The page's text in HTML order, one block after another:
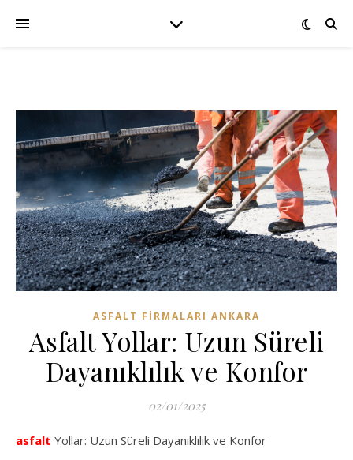
ASFALT FIRMALARI ANKARA
Asfalt Yollar: Uzun Süreli
Dayanıklılık ve Konfor
02/01/2025
asfalt Yollar: Uzun Süreli Dayanıklılık ve Konfor